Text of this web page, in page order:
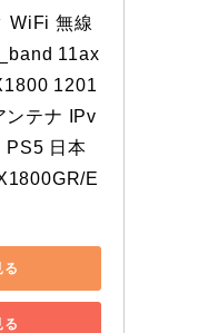
WiFi 無線
11ax
1201
ンテナ IPv
PS5 日本
E
る